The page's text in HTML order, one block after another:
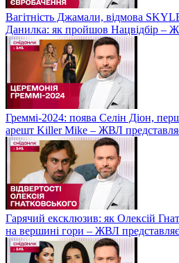
Вагітність Джамали, відмова
Данилка: як пройшов Нацвідбір –
Греммі-2024: поява Селін Діон,
арешт Killer Mike – ЖВЛ
Гарячий ексклюзив: як Олексій
на вершині гори – ЖВЛ представляє